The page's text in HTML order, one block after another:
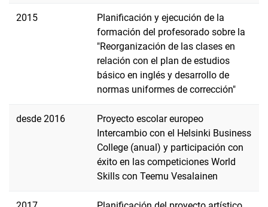
2015
Planificación y ejecución de la
formación del profesorado sobre la
"Reorganización de las clases en
relación con el plan de estudios
básico en inglés y desarrollo de
normas uniformes de corrección"
desde 2016
Proyecto escolar europeo
Intercambio con el Helsinki Business
College (anual) y participación con
éxito en las competiciones World
Skills con Teemu Vesalainen